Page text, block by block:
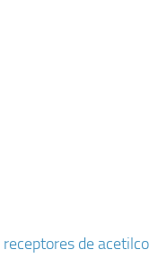
receptores de